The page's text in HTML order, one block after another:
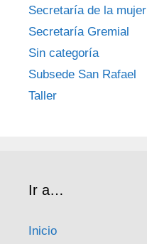
Secretaría de la mujer
Secretaría Gremial
Sin categoría
Subsede San Rafael
Taller
Ir a…
Inicio